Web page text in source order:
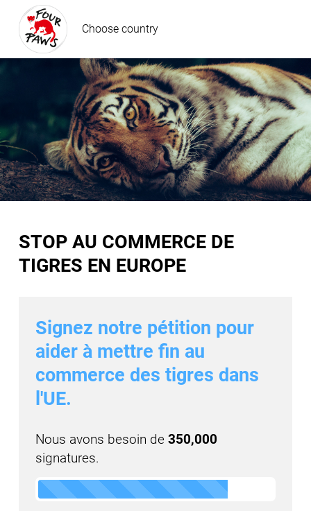
Choose country
STOP AU COMMERCE DE
TIGRES EN EUROPE
Signez notre pétition pour
aider à mettre fin au
commerce des tigres dans
l'UE.
Nous avons besoin de 350,000
signatures.